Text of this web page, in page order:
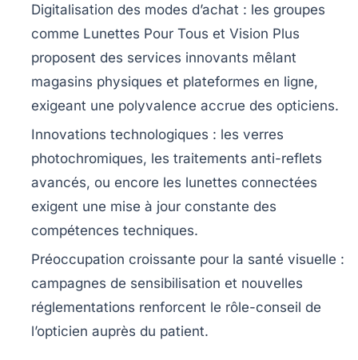
Digitalisation des modes d’achat : les groupes
comme Lunettes Pour Tous et Vision Plus
proposent des services innovants mêlant
magasins physiques et plateformes en ligne,
exigeant une polyvalence accrue des opticiens.
Innovations technologiques : les verres
photochromiques, les traitements anti-reflets
avancés, ou encore les lunettes connectées
exigent une mise à jour constante des
compétences techniques.
Préoccupation croissante pour la santé visuelle :
campagnes de sensibilisation et nouvelles
réglementations renforcent le rôle-conseil de
l’opticien auprès du patient.